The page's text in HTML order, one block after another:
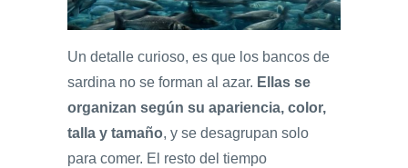
Un detalle curioso, es que los bancos de
sardina no se forman al azar. Ellas se
organizan según su apariencia, color,
talla y tamaño, y se desagrupan solo
para comer. El resto del tiempo